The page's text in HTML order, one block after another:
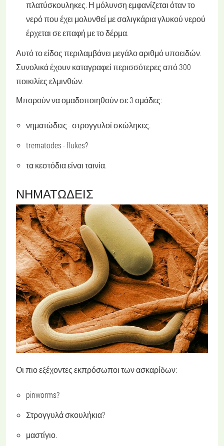
πλατύσκουληκες. Η μόλυνση εμφανίζεται όταν το
νερό που έχει μολυνθεί με σαλιγκάρια γλυκού νερού
έρχεται σε επαφή με το δέρμα.
Αυτό το είδος περιλαμβάνει μεγάλο αριθμό υποειδών.
Συνολικά έχουν καταγραφεί περισσότερες από 300
ποικιλίες ελμινθών.
Μπορούν να ομαδοποιηθούν σε 3 ομάδες:
νηματώδεις - στρογγυλοί σκώληκες.
trematodes - flukes?
τα κεστόδια είναι ταινία.
ΝΗΜΑΤΏΔΕΙΣ
Οι πιο εξέχοντες εκπρόσωποι των ασκαρίδων:
pinworms?
Στρογγυλά σκουλήκια?
μαστίγιο.